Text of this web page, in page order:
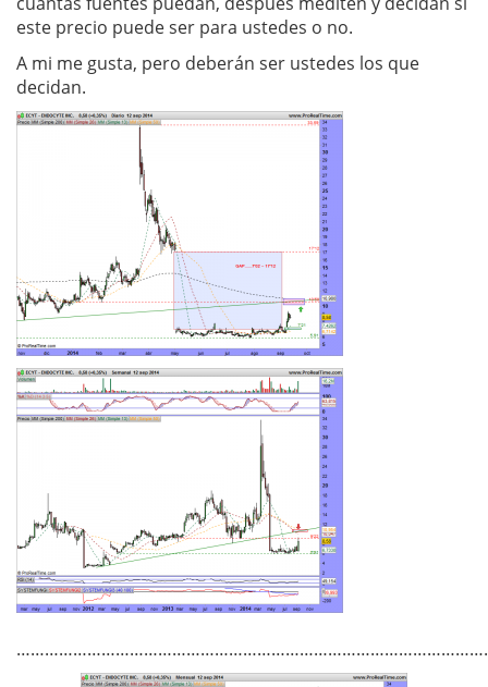
este precio puede ser para ustedes o no.
A mi me gusta, pero deberán ser ustedes los que
decidan.